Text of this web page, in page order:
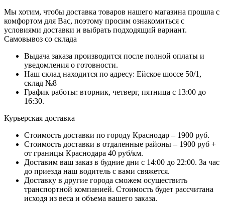
Мы хотим, чтобы доставка товаров нашего магазина прошла с
комфортом для Вас, поэтому просим ознакомиться с
условиями доставки и выбрать подходящий вариант.
Самовывоз со склада
Выдача заказа производится после полной оплаты и
уведомления о готовности.
Наш склад находится по адресу: Ейское шоссе 50/1,
склад №8
График работы: вторник, четверг, пятница с 13:00 до
16:30.
Курьерская доставка
Стоимость доставки по городу Краснодар – 1900 руб.
Стоимость доставки в отдаленные районы – 1900 руб +
от границы Краснодара 40 руб/км.
Доставим ваш заказ в будние дни с 14:00 до 22:00. За час
до приезда наш водитель с вами свяжется.
Доставку в другие города сможем осуществить
транспортной компанией. Стоимость будет рассчитана
исходя из веса и объема вашего заказа.